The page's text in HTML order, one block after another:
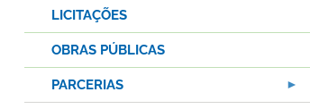
LICITAÇÕES
OBRAS PÚBLICAS
PARCERIAS